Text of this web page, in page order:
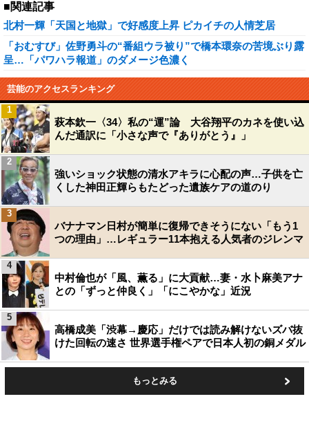
■関連記事
北村一輝「天国と地獄」で好感度上昇 ピカイチの人情芝居
「おむすび」佐野勇斗の“番組ウラ被り”で橋本環奈の苦境ぶり露
呈…「パワハラ報道」のダメージ色濃く
芸能のアクセスランキング
萩本欽一〈34〉私の“運”論 大谷翔平のカネを使い込
んだ通訳に「小さな声で『ありがとう』」
1
強いショック状態の清水アキラに心配の声…子供を亡
くした神田正輝らもたどった遺族ケアの道のり
2
バナナマン日村が簡単に復帰できそうにない「もう1
つの理由」…レギュラー11本抱える人気者のジレンマ
3
中村倫也が「風、薫る」に大貢献…妻・水卜麻美アナ
との「ずっと仲良く」「にこやかな」近況
4
高橋成美「渋幕→慶応」だけでは読み解けないズバ抜
けた回転の速さ 世界選手権ペアで日本人初の銅メダル
5
もっとみる